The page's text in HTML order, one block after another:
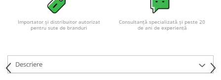
Turbine eoliene pentru casă
Tractiune / LiFePo4
Baterii si acumulatori gel si VRLA
Importator și distribuitor autorizat
pentru sute de branduri
Consultanță specializată și peste 20
de ani de experiență
Descriere